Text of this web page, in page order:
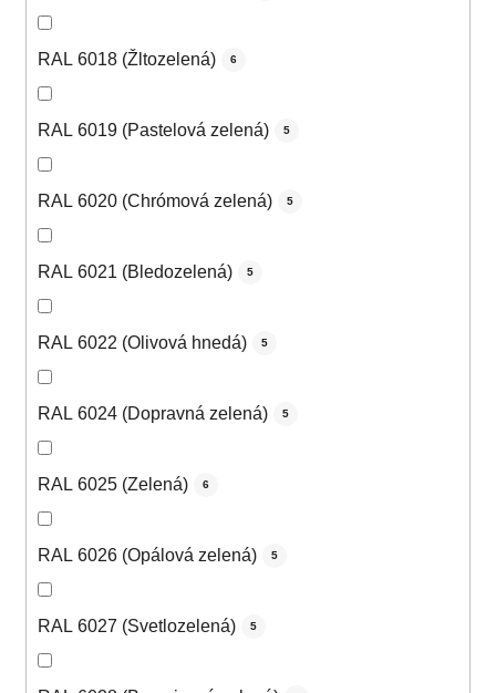
RAL 6018 (Žltozelená) 6
RAL 6019 (Pastelová zelená) 5
RAL 6020 (Chrómová zelená) 5
RAL 6021 (Bledozelená) 5
RAL 6022 (Olivová hnedá) 5
RAL 6024 (Dopravná zelená) 5
RAL 6025 (Zelená) 6
RAL 6026 (Opálová zelená) 5
RAL 6027 (Svetlozelená) 5